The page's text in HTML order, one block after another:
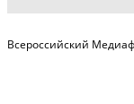
Всероссийский